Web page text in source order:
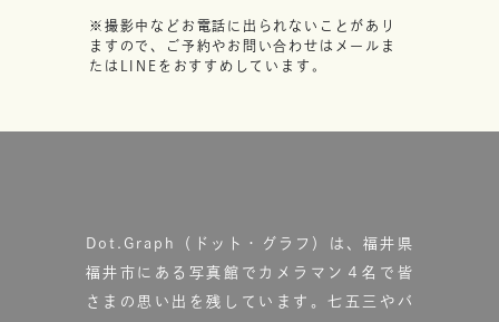
※撮影中などお電話に出られないことがあり
ますので、ご予約やお問い合わせはメールま
たはLINEをおすすめしています。
Dot.Graph（ドット・グラフ）は、福井県
福井市にある写真館で カメラマン４名で皆
さまの思い出を残しています。七五三やバ